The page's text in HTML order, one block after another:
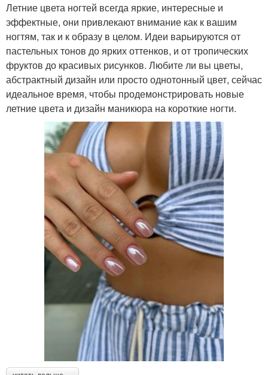
Летние цвета ногтей всегда яркие, интересные и
эффектные, они привлекают внимание как к вашим
ногтям, так и к образу в целом. Идеи варьируются от
пастельных тонов до ярких оттенков, и от тропических
фруктов до красивых рисунков. Любите ли вы цветы,
абстрактный дизайн или просто однотонный цвет, сейчас
идеальное время, чтобы продемонстрировать новые
летние цвета и дизайн маникюра на короткие ногти.